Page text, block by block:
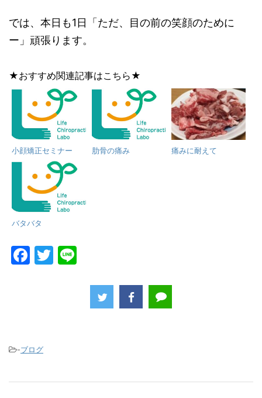
では、本日も1日「ただ、目の前の笑顔のために
ー」頑張ります。
★おすすめ関連記事はこちら★
小顔矯正セミナー 肋骨の痛み 痛みに耐えて
バタバタ
F
o
k
T
-ブログ